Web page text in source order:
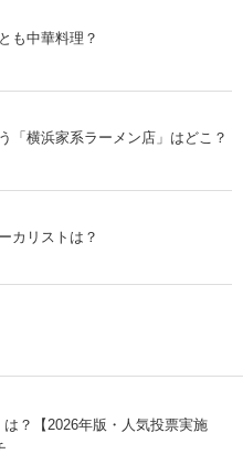
も中華料理？
「横浜家系ラーメン店」はどこ？
カリストは？
？【2026年版・人気投票実施